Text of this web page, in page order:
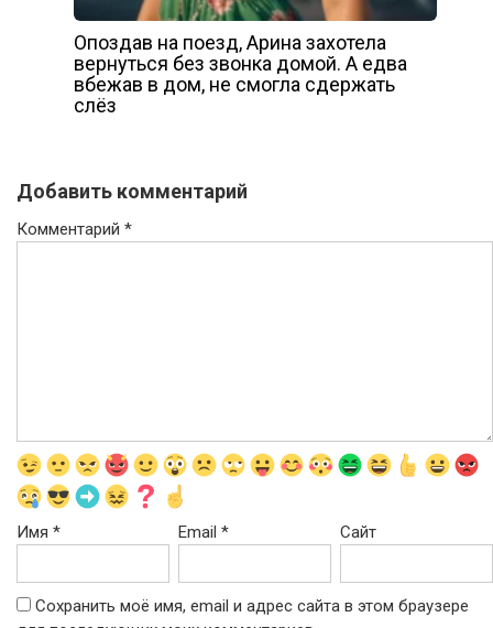
Опоздав на поезд, Арина захотела
вернуться без звонка домой. А едва
вбежав в дом, не смогла сдержать
слёз
Добавить комментарий
Комментарий *
Имя * Email* Сайт
Сохранить моё имя, email и адрес сайта в этом браузере